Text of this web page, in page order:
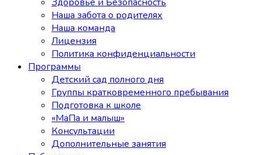
Наша забота о родителях
Наша команда
Лицензия
Политика конфиденциальности
Программы
Детский сад полного дня
Группы кратковременного пребывания
Подготовка к школе
«МаПа и малыш»
Консультации
Дополнительные занятия